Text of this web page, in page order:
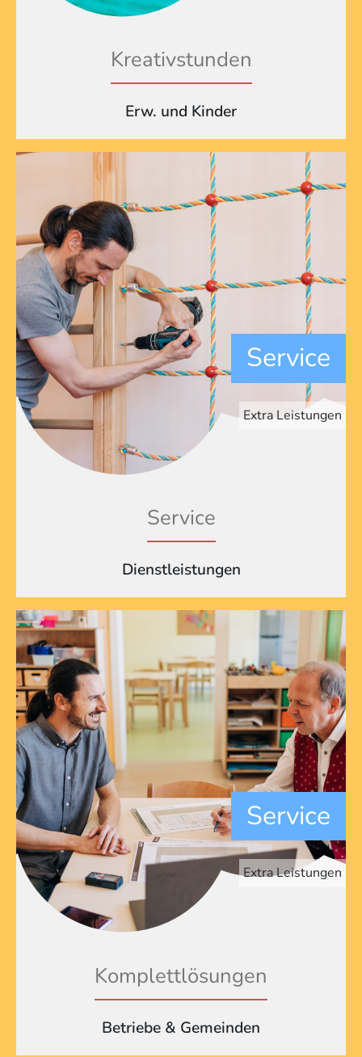
Kreativstunden
Erw. und Kinder
Service
Service
Extra Leistungen
Dienstleistungen
Komplettlösungen
Service
Extra Leistungen
Betriebe & Gemeinden